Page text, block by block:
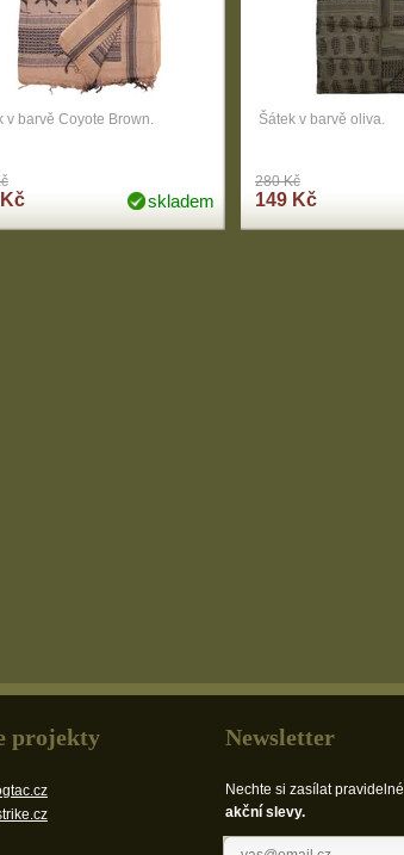
v barvě Coyote Brown.
skladem
Šátek v barvě oliva.
280 Kč
149 Kč
projekty Newsletter
Nechte si zasílat pravidelné
akční slevy.